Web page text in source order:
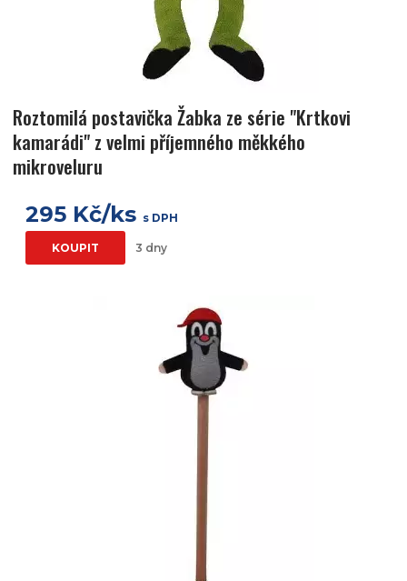
Roztomilá postavička Žabka ze série "Krtkovi
kamarádi" z velmi příjemného měkkého
mikroveluru
295 Kč/ks s DPH
KOUPIT 3 dny